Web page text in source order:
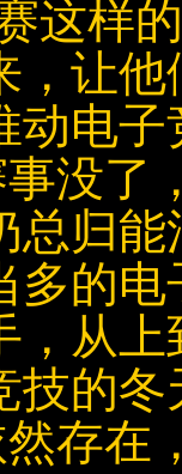
这样
，让
动电
没了
总归
多的
，从
技的
存在